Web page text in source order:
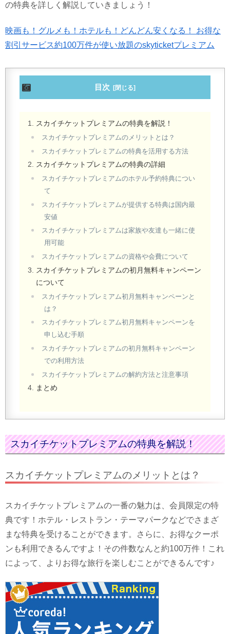
の特典を詳しく解説していきましょう！
映画も！グルメも！ホテルも！どんどん安くなる！ お得な
割引サービス約100万件が使い放題のskyticketプレミアム
目次
スカイチケットプレミアムの特典を解説！
スカイチケットプレミアムのメリットとは？
スカイチケットプレミアムの特典を活用する方法
スカイチケットプレミアムの特典の詳細
スカイチケットプレミアムのホテル予約特典につい
て
スカイチケットプレミアムが提供する特典は国内最
安値
スカイチケットプレミアムは家族や友達も一緒に使
用可能
スカイチケットプレミアムの資格や会費について
スカイチケットプレミアムの初月無料キャンペーン
について
スカイチケットプレミアム初月無料キャンペーンと
は？
スカイチケットプレミアム初月無料キャンペーンを
申し込む手順
スカイチケットプレミアムの初月無料キャンペーン
での利用方法
スカイチケットプレミアムの解約方法と注意事項
まとめ
スカイチケットプレミアムの特典を解説！
スカイチケットプレミアムのメリットとは？
スカイチケットプレミアムの一番の魅力は、会員限定の特
典です！ホテル・レストラン・テーマパークなどでさまざ
まな特典を受けることができます。さらに、お得なクーポ
ンも利用できるんですよ！その件数なんと約100万件！これ
によって、よりお得な旅行を楽しむことができるんです♪